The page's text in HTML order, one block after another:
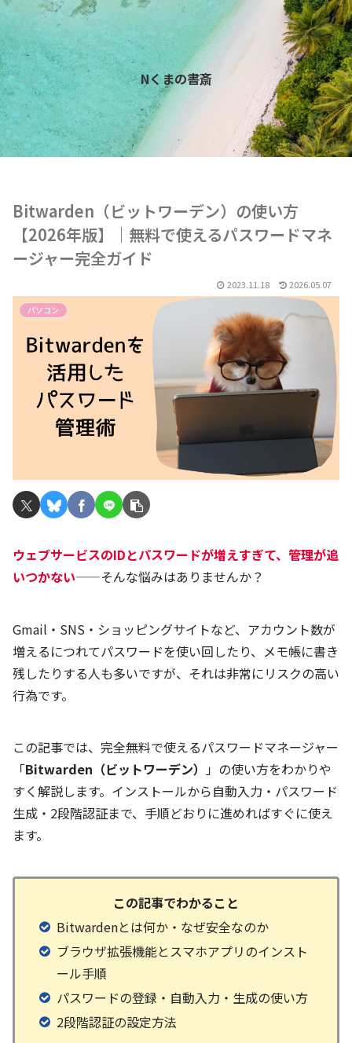
Nくまの書斎
Bitwarden（ビットワーデン）の使い方
【2026年版】｜無料で使えるパスワードマネ
ージャー完全ガイド
2023.11.18 2026.05.07
パソコン
ウェブサービスのIDとパスワードが増えすぎて、管理が追
いつかない——そんな悩みはありませんか？
Gmail・SNS・ショッピングサイトなど、アカウント数が
増えるにつれてパスワードを使い回したり、メモ帳に書き
残したりする人も多いですが、それは非常にリスクの高い
行為です。
この記事では、完全無料で使えるパスワードマネージャー
「Bitwarden（ビットワーデン） 」の使い方をわかりや
すく解説します。インストールから自動入力・パスワード
生成・2段階認証まで、手順どおりに進めればすぐに使え
ます。
この記事でわかること
Bitwardenとは何か・なぜ安全なのか
ブラウザ拡張機能とスマホアプリのインスト
ール手順
パスワードの登録・自動入力・生成の使い方
2段階認証の設定方法